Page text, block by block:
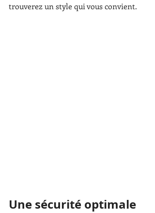
trouverez un style qui vous convient.
Une sécurité optimale